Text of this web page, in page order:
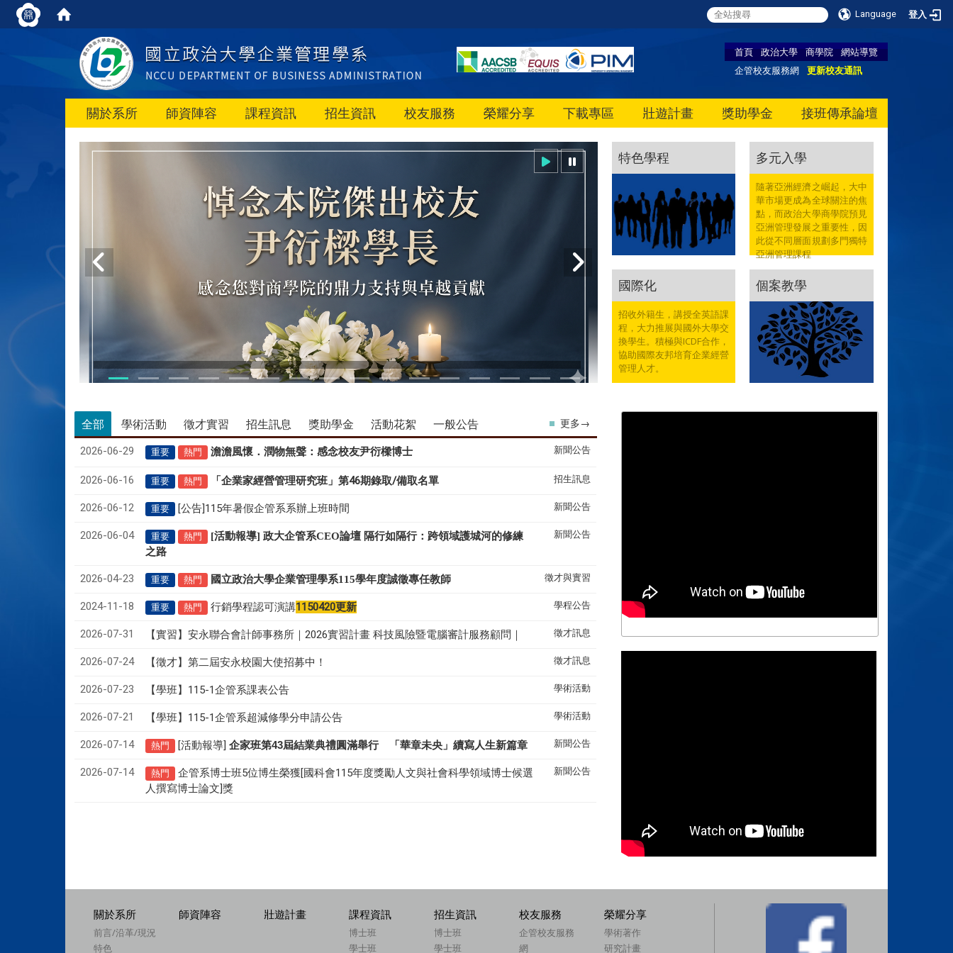
Language 登入
首頁 政治大學 商學院
網站導覽
企管校友服務網
更新校友通訊
關於系所 師資陣容 課程資訊 招生資訊 校友服務 榮耀分享 下載專區 壯遊計畫 獎助學金 接班傳承論壇
115/05/28 CEO論壇活動
特色學程 多元入學
隨著亞洲經濟之崛起，大中
華市場更成為全球關注的焦
點，而政治大學商學院預見
亞洲管理發展之重要性，因
此從不同層面規劃多門獨特
亞洲管理課程
國際化
招收外籍生，講授全英語課
程，大力推展與國外大學交
換學生。積極與ICDF合作，
協助國際友邦培育企業經營
管理人才。
個案教學
全部 學術活動 徵才實習 招生訊息 獎助學金 活動花絮 一般公告
2026-06-29 重要 熱門 澹澹風懷．潤物無聲： 感念校友尹衍樑博士 新聞公告
2026-06-16 重要 熱門 「企業家經營管理研究班」第46期錄取/備取名單 招生訊息
2026-06-12 重要 [公告]115年暑假企管系系辦上班時間 新聞公告
2026-06-04 重要 熱門
[活動報導] 政大企管系CEO論壇 隔行如隔行：跨領域護城河的修練
之路
新聞公告
2026-04-23 重要 熱門 國立政治大學企業管理學系115學年度誠徵專任教師 徵才與實習
2024-11-18 重要 熱門 行銷學程認可演講1150420更新 學程公告
2026-07-31 【實習】安永聯合會計師事務所｜2026實習計畫 科技風險暨電腦審計服務顧問｜ 徵才訊息
2026-07-24 【徵才】第二屆安永校園大使招募中！ 徵才訊息
2026-07-23 【學班】115-1企管系課表公告 學術活動
2026-07-21 【學班】115-1企管系超減修學分申請公告 學術活動
2026-07-14 熱門 [活動報導]企家班第43屆結業典禮圓滿舉行 「華章未央」續寫人生新篇章 新聞公告
2026-07-14 熱門
企管系博士班5位博生榮獲[國科會115年度獎勵人文與社會科學領域博士候選
人撰寫博士論文]獎
新聞公告
更多→
關於系所
前言/沿革/現況
特色
師資陣容 壯遊計畫 課程資訊
博士班
學士班
招生資訊
博士班
學士班
校友服務
企管校友服務
網
榮耀分享
學術著作
研究計畫